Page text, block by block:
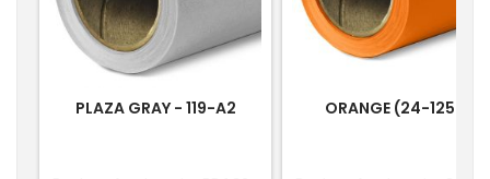
PLAZA GRAY - 119-A2 ORANGE (24-1253)